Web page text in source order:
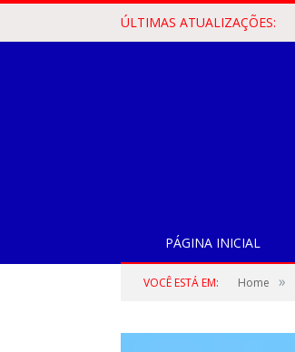
ÚLTIMAS ATUALIZAÇÕES:
PÁGINA INICIAL
VOCÊ ESTÁ EM: Home »